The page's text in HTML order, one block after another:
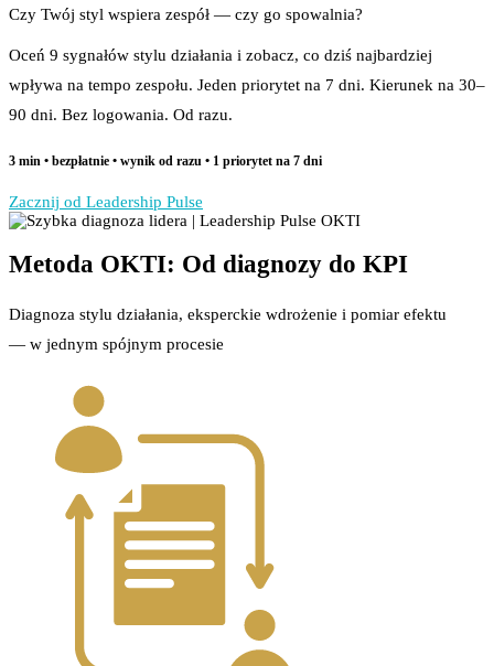
Czy Twój styl wspiera zespół — czy go spowalnia?
Oceń 9 sygnałów stylu działania i zobacz, co dziś najbardziej
wpływa na tempo zespołu. Jeden priorytet na 7 dni. Kierunek na 30–
90 dni. Bez logowania. Od razu.
3 min • bezpłatnie • wynik od razu • 1 priorytet na 7 dni
Zacznij od Leadership Pulse
Metoda OKTI: Od diagnozy do KPI
Diagnoza stylu działania, eksperckie wdrożenie i pomiar efektu
— w jednym spójnym procesie